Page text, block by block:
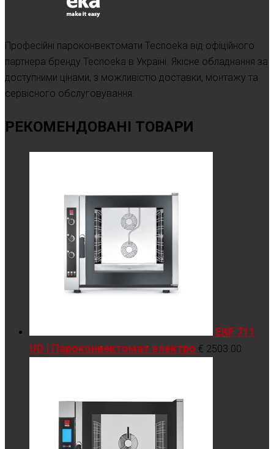
Професійні пароконвектомати Tecnoeka від офіційного
партнера бренду Tecnoeka в Україні. Якісне обладнання за
доступними цінами, з можливістю доставки, монтажу та
сервісного обслуговування.
РЕКОМЕНДОВАНІ ТОВАРИ
EKF 711
UD | Пароконвектомат електро € 2503.00